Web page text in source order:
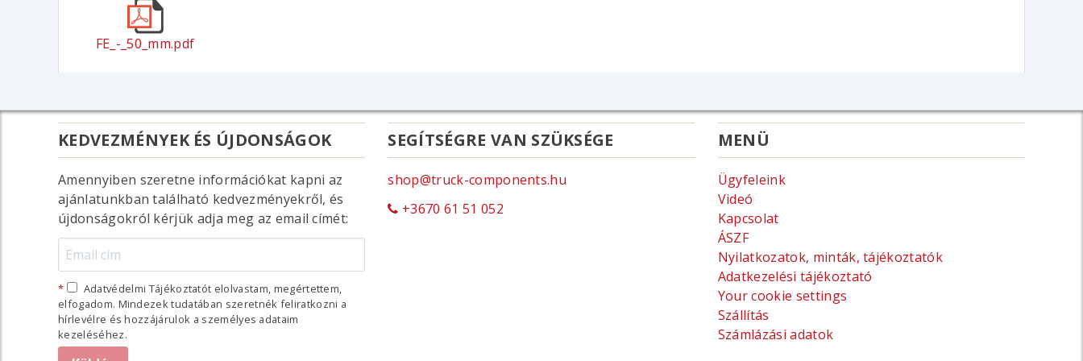
FE_-_50_mm.pdf
KEDVEZMÉNYEK ÉS ÚJDONSÁGOK
Amennyiben szeretne információkat kapni az
ajánlatunkban található kedvezményekről, és
újdonságokról kérjük adja meg az email címét:
Adatvédelmi Tájékoztatót elolvastam, megértettem,
elfogadom. Mindezek tudatában szeretnék feliratkozni a
hírlevélre és hozzájárulok a személyes adataim
kezeléséhez.
SEGÍTSÉGRE VAN SZÜKSÉGE
shop@truck-components.hu
+3670 61 51 052
MENÜ
Ügyfeleink
Videó
Kapcsolat
ÁSZF
Nyilatkozatok, minták, tájékoztatók
Adatkezelési tájékoztató
Your cookie settings
Szállítás
Számlázási adatok